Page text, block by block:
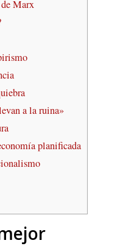
Marx
a la ruina»
planificada